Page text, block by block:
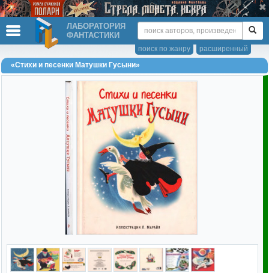
ЛАБОРАТОРИЯ
ФАНТАСТИКИ
расширенный
поиск по жанру
«Стихи и песенки Матушки Гусыни»